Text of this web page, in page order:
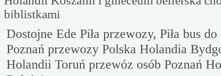
biblistkami
Dostojne Ede Piła przewozy, Piła bus
Poznań przewozy Polska Holandia
Holandii Toruń przewóz osób Poznań